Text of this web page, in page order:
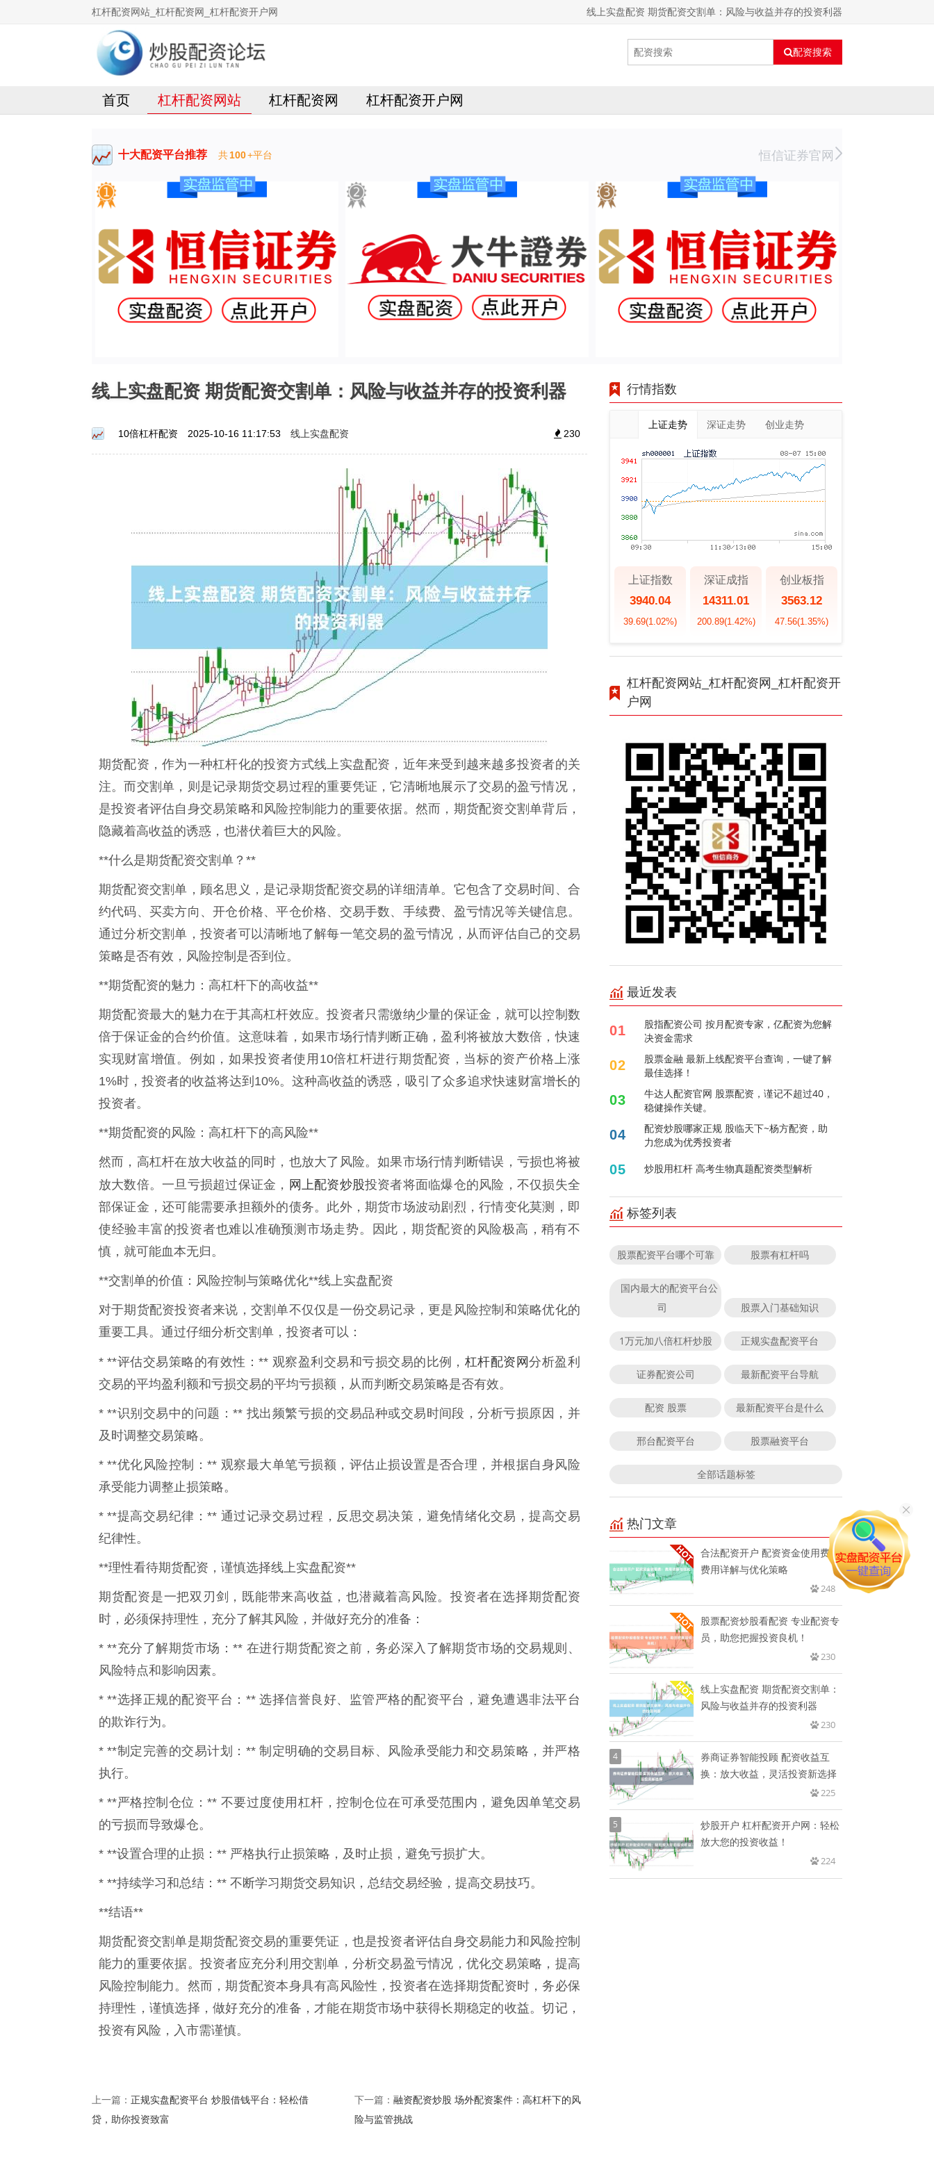
杠杆配资网站_杠杆配资网_杠杆配资开户网 线上实盘配资 期货配资交割单：风险与收益并存的投资利器
配资搜索
首页 杠杆配资网站 杠杆配资网 杠杆配资开户网
十大配资平台推荐 共100+平台 恒信证券官网
线上实盘配资 期货配资交割单：风险与收益并存的投资利器
10倍杠杆配资 2025-10-16 11:17:53 线上实盘配资 230
期货配资，作为一种杠杆化的投资方式线上实盘配资，近年来受到越来越多投资者的关
注。而交割单，则是记录期货交易过程的重要凭证，它清晰地展示了交易的盈亏情况，
是投资者评估自身交易策略和风险控制能力的重要依据。然而，期货配资交割单背后，
隐藏着高收益的诱惑，也潜伏着巨大的风险。
**什么是期货配资交割单？**
期货配资交割单，顾名思义，是记录期货配资交易的详细清单。它包含了交易时间、合
约代码、买卖方向、开仓价格、平仓价格、交易手数、手续费、盈亏情况等关键信息。
通过分析交割单，投资者可以清晰地了解每一笔交易的盈亏情况，从而评估自己的交易
策略是否有效，风险控制是否到位。
**期货配资的魅力：高杠杆下的高收益**
期货配资最大的魅力在于其高杠杆效应。投资者只需缴纳少量的保证金，就可以控制数
倍于保证金的合约价值。这意味着，如果市场行情判断正确，盈利将被放大数倍，快速
实现财富增值。例如，如果投资者使用10倍杠杆进行期货配资，当标的资产价格上涨
1%时，投资者的收益将达到10%。这种高收益的诱惑，吸引了众多追求快速财富增长的
投资者。
**期货配资的风险：高杠杆下的高风险**
然而，高杠杆在放大收益的同时，也放大了风险。如果市场行情判断错误，亏损也将被
放大数倍。一旦亏损超过保证金， 网上配资炒股投资者将面临爆仓的风险，不仅损失全
部保证金，还可能需要承担额外的债务。此外，期货市场波动剧烈，行情变化莫测，即
使经验丰富的投资者也难以准确预测市场走势。因此，期货配资的风险极高，稍有不
慎，就可能血本无归。
**交割单的价值：风险控制与策略优化**线上实盘配资
对于期货配资投资者来说，交割单不仅仅是一份交易记录，更是风险控制和策略优化的
重要工具。通过仔细分析交割单，投资者可以：
* **评估交易策略的有效性：** 观察盈利交易和亏损交易的比例， 杠杆配资网分析盈利
交易的平均盈利额和亏损交易的平均亏损额，从而判断交易策略是否有效。
* **识别交易中的问题：** 找出频繁亏损的交易品种或交易时间段，分析亏损原因，并
及时调整交易策略。
* **优化风险控制：** 观察最大单笔亏损额，评估止损设置是否合理，并根据自身风险
承受能力调整止损策略。
* **提高交易纪律：** 通过记录交易过程，反思交易决策，避免情绪化交易，提高交易
纪律性。
**理性看待期货配资，谨慎选择线上实盘配资**
期货配资是一把双刃剑，既能带来高收益，也潜藏着高风险。投资者在选择期货配资
时，必须保持理性，充分了解其风险，并做好充分的准备：
* **充分了解期货市场：** 在进行期货配资之前，务必深入了解期货市场的交易规则、
风险特点和影响因素。
* **选择正规的配资平台：** 选择信誉良好、监管严格的配资平台，避免遭遇非法平台
的欺诈行为。
* **制定完善的交易计划：** 制定明确的交易目标、风险承受能力和交易策略，并严格
执行。
* **严格控制仓位：** 不要过度使用杠杆，控制仓位在可承受范围内，避免因单笔交易
的亏损而导致爆仓。
* **设置合理的止损：** 严格执行止损策略，及时止损，避免亏损扩大。
* **持续学习和总结：** 不断学习期货交易知识，总结交易经验，提高交易技巧。
**结语**
期货配资交割单是期货配资交易的重要凭证，也是投资者评估自身交易能力和风险控制
能力的重要依据。投资者应充分利用交割单，分析交易盈亏情况，优化交易策略，提高
风险控制能力。然而，期货配资本身具有高风险性，投资者在选择期货配资时，务必保
持理性，谨慎选择，做好充分的准备，才能在期货市场中获得长期稳定的收益。切记，
投资有风险，入市需谨慎。
上一篇： 正规实盘配资平台 炒股借钱平台：轻松借
贷，助你投资致富
下一篇： 融资配资炒股 场外配资案件：高杠杆下的风
险与监管挑战
行情指数
上证走势 深证走势 创业走势
上证指数
3940.04
39.69(1.02%)
深证成指
14311.01
200.89(1.42%)
创业板指
3563.12
47.56(1.35%)
杠杆配资网站_杠杆配资网_杠杆配资开
户网
最近发表
01
股指配资公司 按月配资专家，亿配资为您解
决资金需求
02
股票金融 最新上线配资平台查询，一键了解
最佳选择！
03
牛达人配资官网 股票配资，谨记不超过40，
稳健操作关键。
04
配资炒股哪家正规 股临天下~杨方配资，助
力您成为优秀投资者
05 炒股用杠杆 高考生物真题配资类型解析
标签列表
股票配资平台哪个可靠 股票有杠杆吗
国内最大的配资平台公
司
股票入门基础知识
1万元加八倍杠杆炒股 正规实盘配资平台
证券配资公司 最新配资平台导航
配资 股票 最新配资平台是什么
邢台配资平台 股票融资平台
全部话题标签
热门文章
合法配资开户 配资资金使用费：
费用详解与优化策略
248
股票配资炒股看配资 专业配资专
员，助您把握投资良机！
230
线上实盘配资 期货配资交割单：
风险与收益并存的投资利器
230
4
券商证券智能投顾 配资收益互
换：放大收益，灵活投资新选择
225
5
炒股开户 杠杆配资开户网：轻松
放大您的投资收益！
224